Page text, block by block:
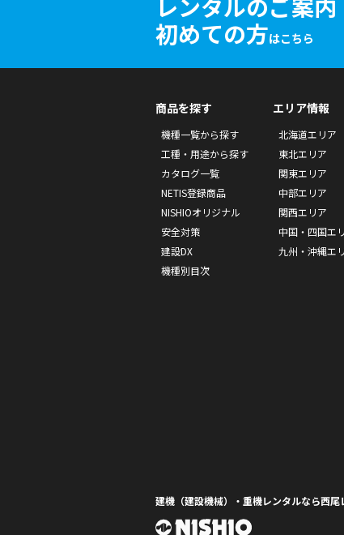
レンタルのご案内
初めての方はこちら
商品を探す
機種一覧から探す
工種・用途から探す
カタログ一覧
NETIS登録商品
NISHIOオリジナル
安全対策
建設DX
機種別目次
エリア情報
北海道エリア
東北エリア
関東エリア
中部エリア
関西エリア
中国・四国エ
九州・沖縄エ
建機（建設機械）・重機レンタルなら西尾